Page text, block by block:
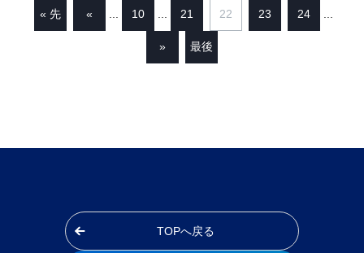
« 先 « ... 10 ... 21 22 23 24 ...
» 最後
TOPへ戻る